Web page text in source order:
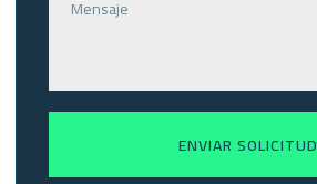
ENVIAR SOLICITUD